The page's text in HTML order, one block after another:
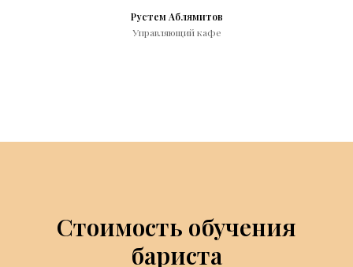
Рустем Аблямитов
Управляющий кафе
Стоимость обучения
бариста